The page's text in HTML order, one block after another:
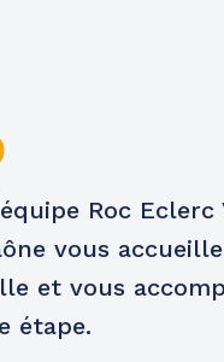
Roc
vous
et vous
étape.